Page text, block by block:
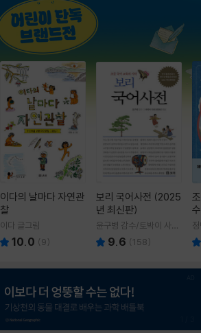
이다의 날마다 자연관
찰
이다 글그림
10.0 (9)
보리 국어사전 (2025
년 최신판)
윤구병 감수/토박이 사전
편찬실 편
9.6 (158)